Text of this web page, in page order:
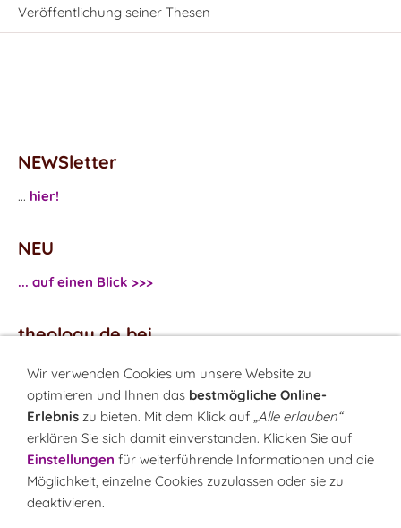
Veröffentlichung seiner Thesen
NEWSletter
... hier!
NEU
... auf einen Blick >>>
theology.de bei
...Facebook
...Twitter
Monatsrätsel
Rätseln & Gewinnen!
Wir verwenden Cookies um unsere Website zu
optimieren und Ihnen das bestmögliche Online-
Erlebnis zu bieten. Mit dem Klick auf „Alle erlauben“
erklären Sie sich damit einverstanden. Klicken Sie auf
Einstellungen für weiterführende Informationen und die
Möglichkeit, einzelne Cookies zuzulassen oder sie zu
deaktivieren.